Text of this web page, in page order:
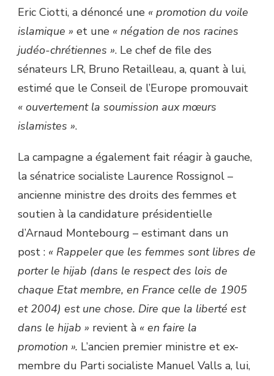
Eric Ciotti, a dénoncé une « promotion du voile
islamique » et une « négation de nos racines
judéo-chrétiennes ». Le chef de file des
sénateurs LR, Bruno Retailleau, a, quant à lui,
estimé que le Conseil de l’Europe promouvait
« ouvertement la soumission aux mœurs
islamistes ».
La campagne a également fait réagir à gauche,
la sénatrice socialiste Laurence Rossignol –
ancienne ministre des droits des femmes et
soutien à la candidature présidentielle
d’Arnaud Montebourg – estimant dans un
post : « Rappeler que les femmes sont libres de
porter le hijab (dans le respect des lois de
chaque Etat membre, en France celle de 1905
et 2004) est une chose. Dire que la liberté est
dans le hijab » revient à « en faire la
promotion ». L’ancien premier ministre et ex-
membre du Parti socialiste Manuel Valls a, lui,